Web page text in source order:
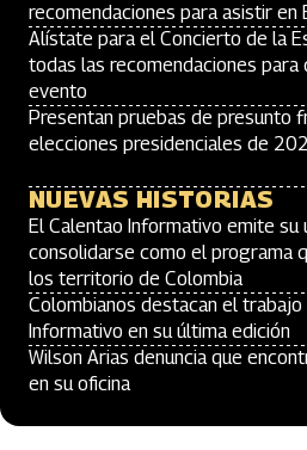
recomendaciones para asistir en
Alístate para el Concierto de la
todas las recomendaciones
evento
Presentan pruebas de presunto
elecciones presidenciales de
NUEVAS HISTORIAS
El Calentao Informativo emite
consolidarse como el programa
los territorio de Colombia
Colombianos destacan el trabajo
Informativo en su última edición
Wilson Arias denuncia que
en su oficina